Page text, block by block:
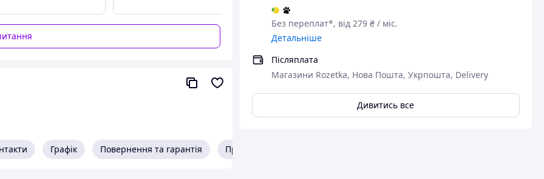
Без переплат*, від 279 ₴ / міс.
Детальніше
Післяплата
Магазини Rozetka, Нова Пошта, Укрпошта, Delivery
Дивитись все
Графік Повернення та гарантія Про продавця